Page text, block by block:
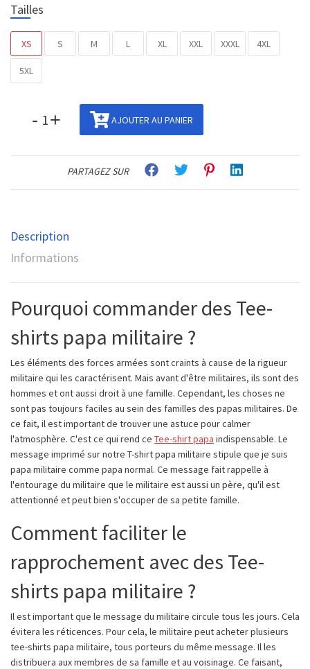
Tailles
XS S M L XL XXL XXXL 4XL
5XL
- + AJOUTER AU PANIER
PARTAGEZ SUR
Description
Informations
Pourquoi commander des Tee-
shirts papa militaire ?
Les éléments des forces armées sont craints à cause de la rigueur
militaire qui les caractérisent. Mais avant d'être militaires, ils sont des
hommes et ont aussi droit à une famille. Cependant, les choses ne
sont pas toujours faciles au sein des familles des papas militaires. De
ce fait, il est important de trouver une astuce pour calmer
l'atmosphère. C'est ce qui rend ce Tee-shirt papa indispensable. Le
message imprimé sur notre T-shirt papa militaire stipule que je suis
papa militaire comme papa normal. Ce message fait rappelle à
l'entourage du militaire que le militaire est aussi un père, qu'il est
attentionné et peut bien s'occuper de sa petite famille.
Comment faciliter le
rapprochement avec des Tee-
shirts papa militaire ?
Il est important que le message du militaire circule tous les jours. Cela
évitera les réticences. Pour cela, le militaire peut acheter plusieurs
tee-shirts papa militaire, tous porteurs du même message. Il les
distribuera aux membres de sa famille et au voisinage. Ce faisant,